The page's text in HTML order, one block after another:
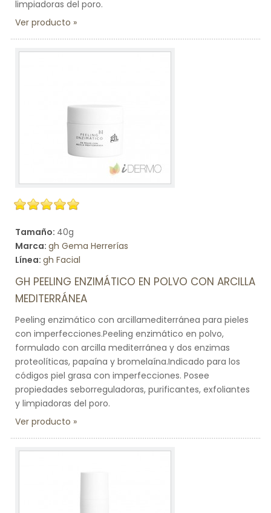
limpiadoras del poro.
Ver producto
Tamaño: 40g
Marca: gh Gema Herrerías
Línea: gh Facial
GH PEELING ENZIMÁTICO EN POLVO CON ARCILLA
MEDITERRÁNEA
Peeling enzimático con arcillamediterránea para pieles
con imperfecciones.Peeling enzimático en polvo,
formulado con arcilla mediterránea y dos enzimas
proteolíticas, papaína y bromelaína.Indicado para los
códigos piel grasa con imperfecciones. Posee
propiedades seborreguladoras, purificantes, exfoliantes
y limpiadoras del poro.
Ver producto